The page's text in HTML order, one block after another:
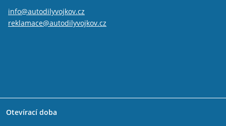
info@autodilyvojkov.cz
reklamace@autodilyvojkov.cz
Otevírací doba